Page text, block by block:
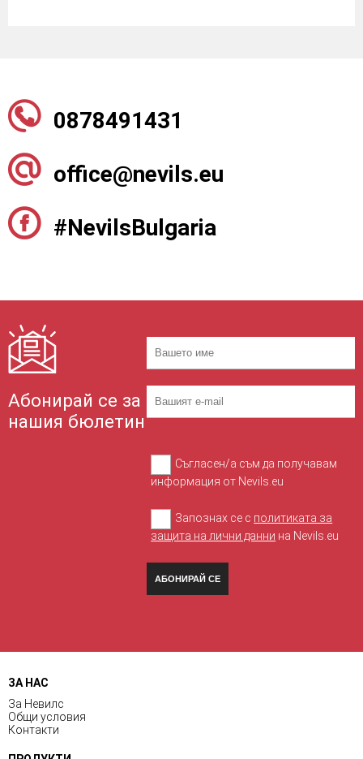
0878491431
office@nevils.eu
#NevilsBulgaria
Абонирай се за
нашия бюлетин
Съгласен/а съм да получавам
информация от Nevils.eu
Запознах се с политиката за
защита на лични данни на Nevils.eu
АБОНИРАЙ СЕ
ЗА НАС
За Невилс
Общи условия
Контакти